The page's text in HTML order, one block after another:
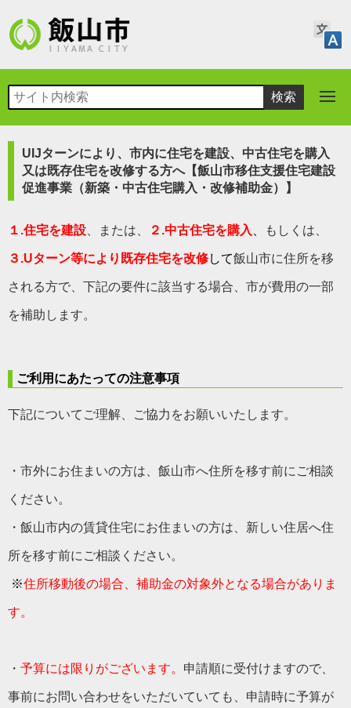
UIJターンにより、市内に住宅を建設、中古住宅を購入
又は既存住宅を改修する方へ【飯山市移住支援住宅建設
促進事業（新築・中古住宅購入・改修補助金）】
１.住宅を建設 、または、 ２.中古住宅を購入 もしくは、
３.Uターン等により既存住宅を改修して飯山市に住所を移
される方で、下記の要件に該当する場合、市が費用の一部
を補助します。
ご利用にあたっての注意事項
下記についてご理解、ご協力をお願いいたします。
・市外にお住まいの方は、飯山市へ住所を移す前にご相談
ください。
・飯山市内の賃貸住宅にお住まいの方は、新しい住居へ住
所を移す前にご相談ください。
※住所移動後の場合、補助金の対象外となる場合がありま
す。
・ 予算には限りがございます。 申請順に受付けますので、
事前にお問い合わせをいただいていても、申請時に予算が